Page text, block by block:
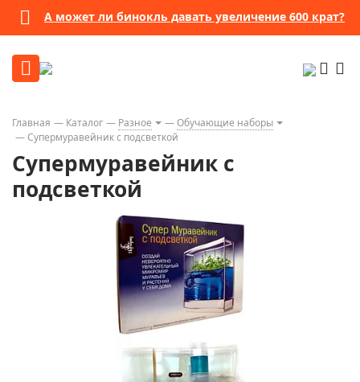
А может ли бинокль давать увеличение 600 крат?
Главная Каталог Разное
Обучающие наборы
Супермуравейник с подсветкой
Супермуравейник с
подсветкой